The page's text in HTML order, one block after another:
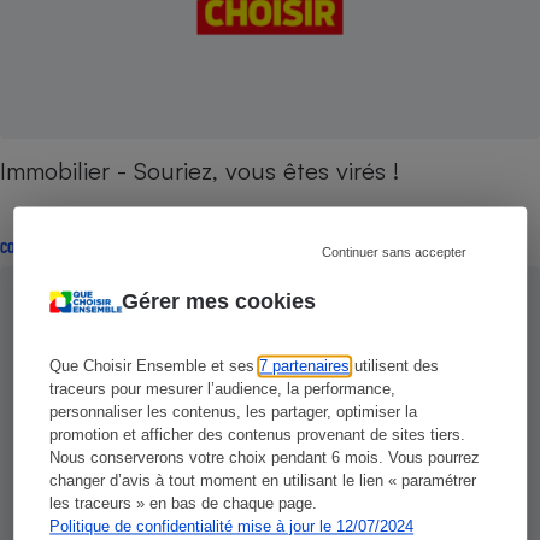
Gérer mes cookies
Que Choisir Ensemble et ses7 partenaires utilisent des
traceurs pour mesurer l’audience, la performance,
personnaliser les contenus, les partager, optimiser la
promotion et afficher des contenus provenant de sites tiers.
Nous conserverons votre choix pendant 6 mois. Vous pourrez
changer d’avis à tout moment en utilisant le lien « paramétrer
les traceurs » en bas de chaque page.
Politique de confidentialité mise à jour le 12/07/2024
Continuer sans accepter
Immobilier - Souriez, vous êtes virés !
CONSEILS